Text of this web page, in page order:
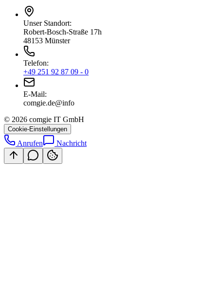
Unser Standort:
Robert-Bosch-Straße 17h
48153 Münster
Telefon:
+49 251 92 87 09 - 0
E-Mail:
ofni@ed.eigmoc
© 2026 comgie IT GmbH
Cookie-Einstellungen
Anrufen Nachricht